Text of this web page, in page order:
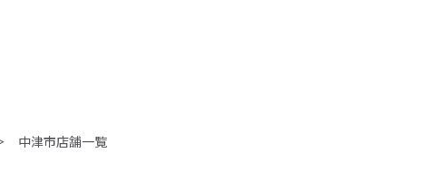
中津市店舗一覧